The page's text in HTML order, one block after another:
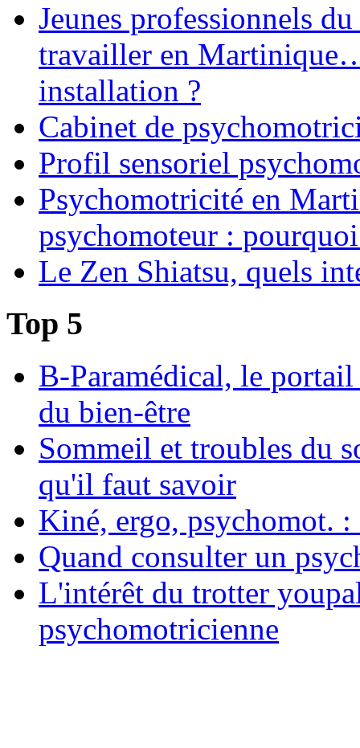
Jeunes professionnels
travailler en
installation ?
Cabinet de
Profil sensoriel
Psychomotricité en
psychomoteur :
Le Zen Shiatsu, quels
Top 5
B-Paramédical, le portail
du bien-être
Sommeil et troubles du
qu'il faut savoir
Kiné, ergo, psychomot. :
Quand consulter un
L'intérêt du trotter
psychomotricienne